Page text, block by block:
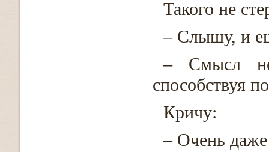
Такого не
– Слышу, и
– Смысл не
способствуя
Кричу:
– Очень